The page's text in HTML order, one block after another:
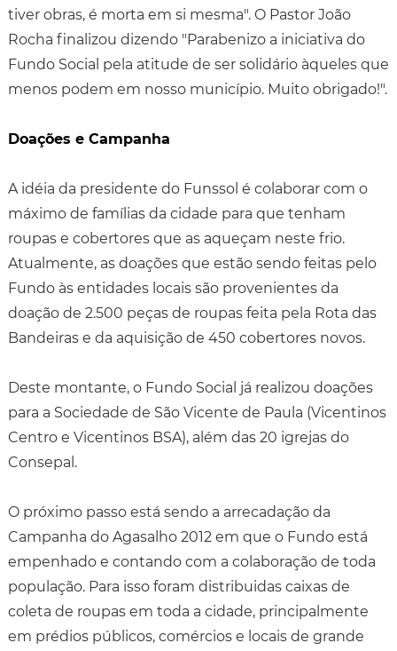
tiver obras, é morta em si mesma". O Pastor João
Rocha finalizou dizendo "Parabenizo a iniciativa do
Fundo Social pela atitude de ser solidário àqueles que
menos podem em nosso município. Muito obrigado!".
Doações e Campanha
A idéia da presidente do Funssol é colaborar com o
máximo de famílias da cidade para que tenham
roupas e cobertores que as aqueçam neste frio.
Atualmente, as doações que estão sendo feitas pelo
Fundo às entidades locais são provenientes da
doação de 2.500 peças de roupas feita pela Rota das
Bandeiras e da aquisição de 450 cobertores novos.
Deste montante, o Fundo Social já realizou doações
para a Sociedade de São Vicente de Paula (Vicentinos
Centro e Vicentinos BSA), além das 20 igrejas do
Consepal.
O próximo passo está sendo a arrecadação da
Campanha do Agasalho 2012 em que o Fundo está
empenhado e contando com a colaboração de toda
população. Para isso foram distribuidas caixas de
coleta de roupas em toda a cidade, principalmente
em prédios públicos, comércios e locais de grande